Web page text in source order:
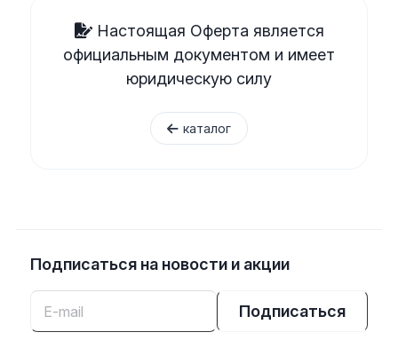
Настоящая Оферта является
официальным документом и имеет
юридическую силу
каталог
Подписаться на новости и акции
Подписаться